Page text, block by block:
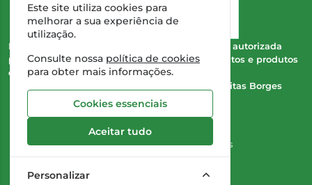
Esta farmácia (Farmácia Gonçalves) encontra-se autorizada
pelo INFARMED para a dispensa de medicamentos e produtos
de saúde ao domicílio e através da internet.
Dra. Cristina Marta de Freitas Borges
Gonçalves
©2026 Todos os direitos reservados
Este site utiliza cookies para
melhorar a sua experiência de
utilização.
Consulte nossa política de cookies
para obter mais informações.
Cookies essenciais
Aceitar tudo
Personalizar